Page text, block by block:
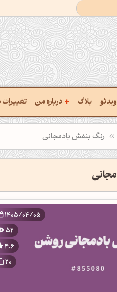
ویدئو بلاگ + درباره من
درباره‌من
سفارش پروژه
سوالات متداول‌‌
رنگ بنفش بادمجانی
1405/04/05
52
4.6
20